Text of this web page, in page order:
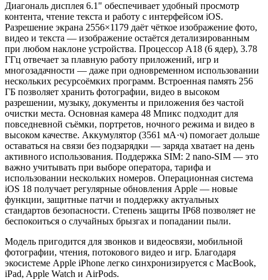
Диагональ дисплея 6.1" обеспечивает удобный просмотр
контента, чтение текста и работу с интерфейсом iOS.
Разрешение экрана 2556×1179 даёт чёткое изображение фото,
видео и текста — изображение остаётся детализированным
при любом наклоне устройства. Процессор A18 (6 ядер), 3.78
ГГц отвечает за плавную работу приложений, игр и
многозадачности — даже при одновременном использовании
нескольких ресурсоёмких программ. Встроенная память 256
ГБ позволяет хранить фотографии, видео в высоком
разрешении, музыку, документы и приложения без частой
очистки места. Основная камера 48 Мпикс подходит для
повседневной съёмки, портретов, ночного режима и видео в
высоком качестве. Аккумулятор (3561 мА·ч) помогает дольше
оставаться на связи без подзарядки — заряда хватает на день
активного использования. Поддержка SIM: 2 nano-SIM — это
важно учитывать при выборе оператора, тарифа и
использовании нескольких номеров. Операционная система
iOS 18 получает регулярные обновления Apple — новые
функции, защитные патчи и поддержку актуальных
стандартов безопасности. Степень защиты IP68 позволяет не
беспокоиться о случайных брызгах и попадании пыли.
Модель пригодится для звонков и видеосвязи, мобильной
фотографии, чтения, потокового видео и игр. Благодаря
экосистеме Apple iPhone легко синхронизируется с MacBook,
iPad, Apple Watch и AirPods.